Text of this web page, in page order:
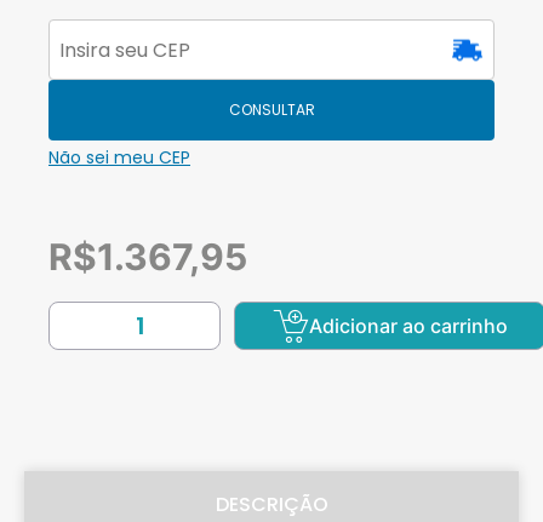
CONSULTAR
Não sei meu CEP
R$1.367,95
Adicionar ao carrinho
DESCRIÇÃO